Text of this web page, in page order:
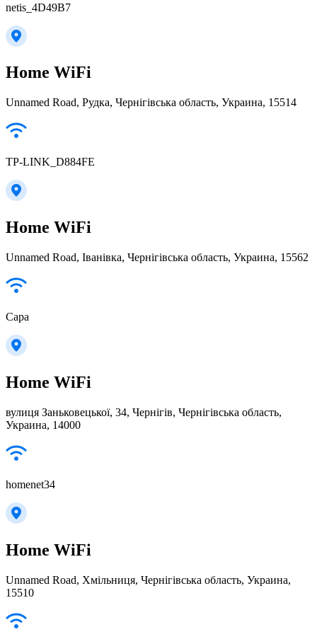
netis_4D49B7
Home WiFi
Unnamed Road, Рудка, Чернігівська область, Украина, 15514
TP-LINK_D884FE
Home WiFi
Unnamed Road, Іванівка, Чернігівська область, Украина, 15562
Сара
Home WiFi
вулиця Заньковецької, 34, Чернігів, Чернігівська область,
Украина, 14000
homenet34
Home WiFi
Unnamed Road, Хмільниця, Чернігівська область, Украина,
15510